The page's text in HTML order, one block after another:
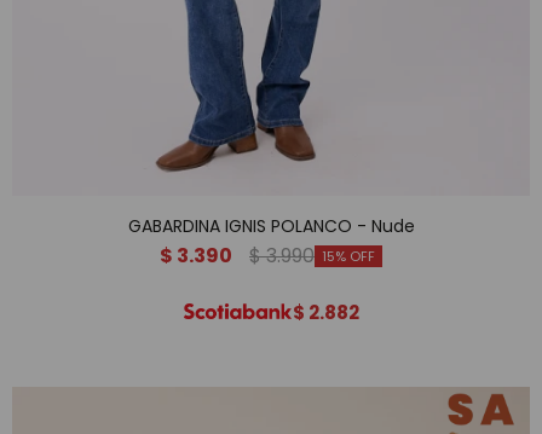
GABARDINA IGNIS POLANCO - Nude
$ 3.390 $3.990 15
$ 2.882